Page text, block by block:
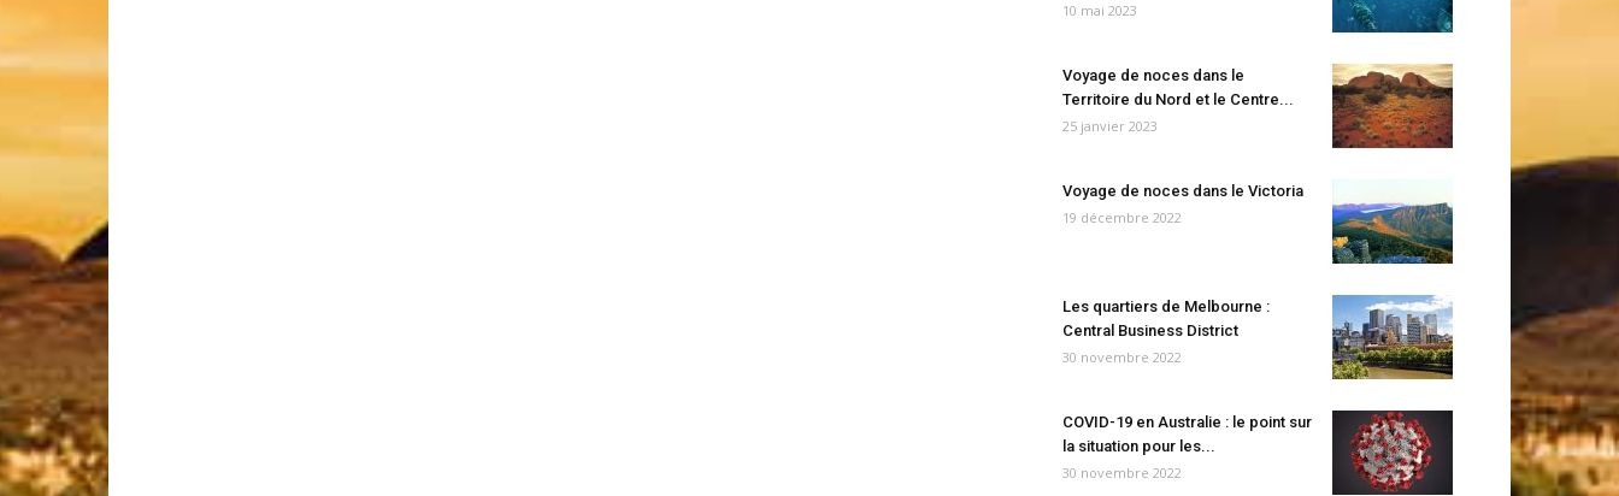
10 mai 2023
Voyage de noces dans le
Territoire du Nord et le Centre...
25 janvier 2023
Voyage de noces dans le Victoria
19 décembre 2022
Les quartiers de Melbourne :
Central Business District
30 novembre 2022
COVID-19 en Australie : le point sur
la situation pour les...
30 novembre 2022